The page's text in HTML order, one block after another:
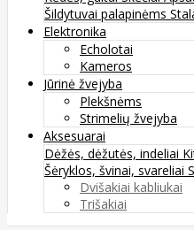
Šildytuvai palapinėms
Elektronika
Echolotai
Kameros
Jūrinė žvejyba
Plekšnėms
Strimelių žvejyba
Aksesuarai
Dėžės, dėžutės, indeliai
Šėryklos, švinai, svareliai
Dvišakiai kabliukai
Trišakiai